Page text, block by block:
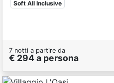
Soft All Inclusive
7 notti a partire da
€ 294 a persona